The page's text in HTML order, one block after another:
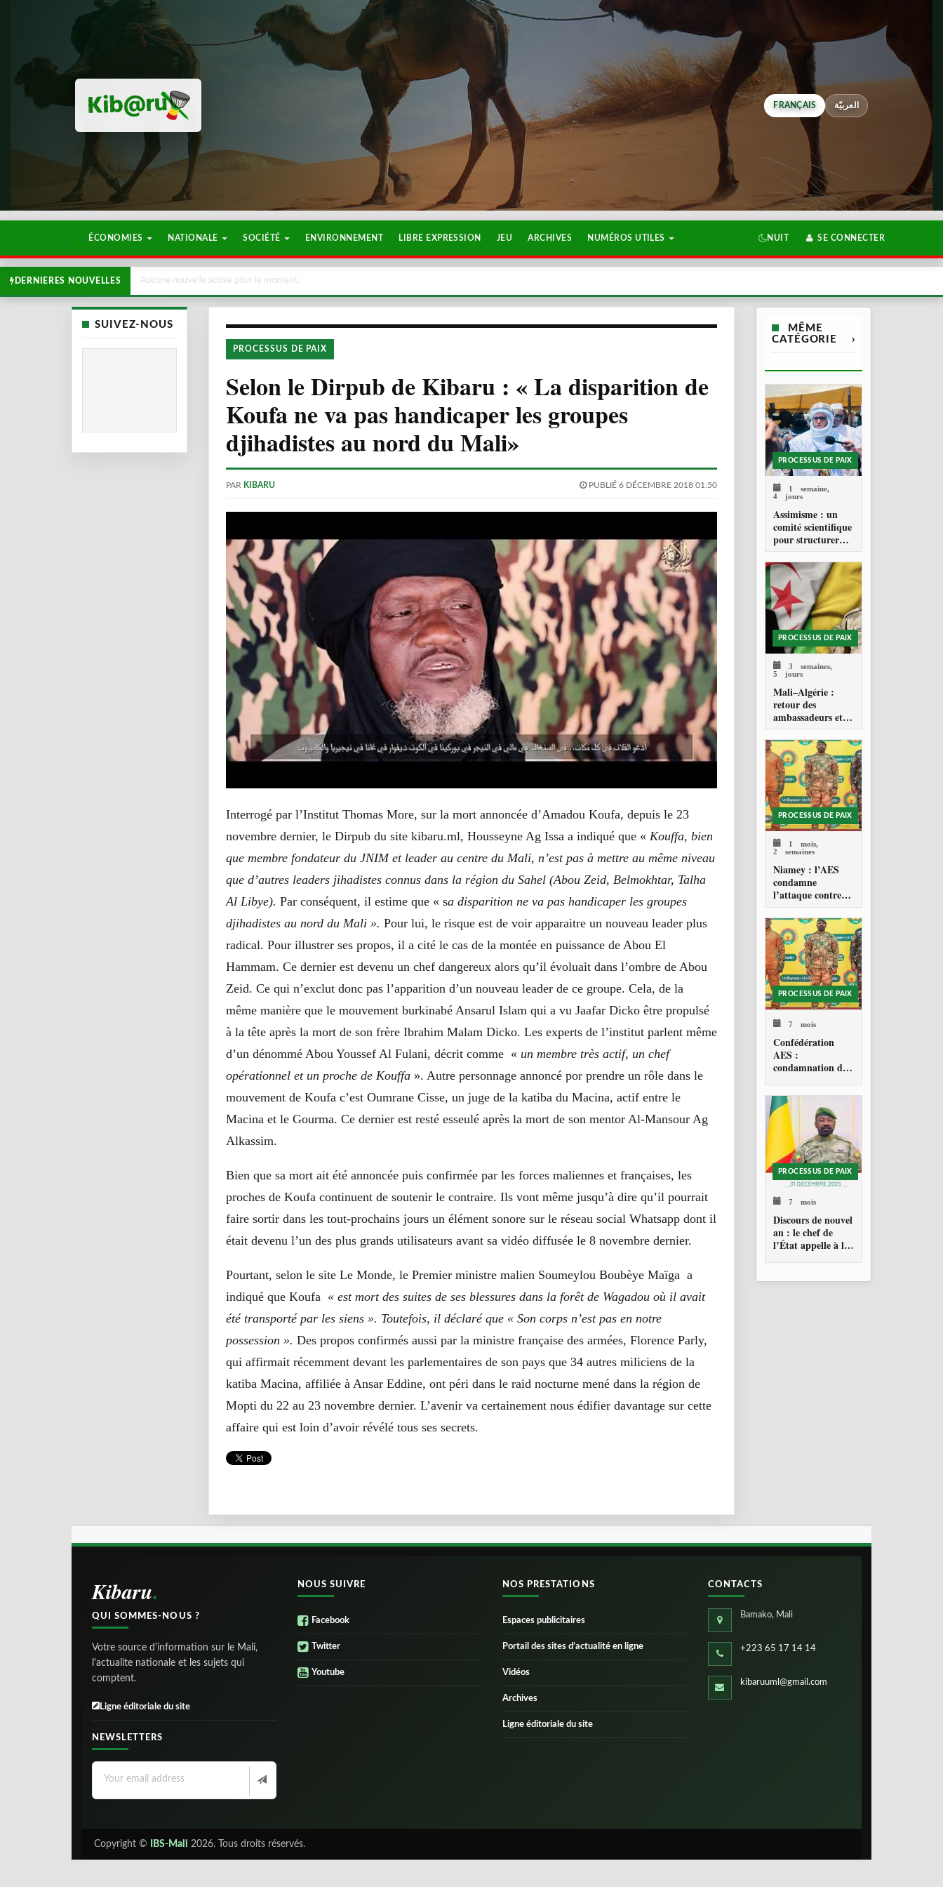
FRANÇAIS العربيّة
ÉCONOMIES NATIONALE SOCIÉTÉ ENVIRONNEMENT LIBRE EXPRESSION JEU ARCHIVES NUMÉROS UTILES NUIT SE CONNECTER
DERNIERES NOUVELLES Aucune nouvelle active pour le moment.
SUIVEZ-NOUS
PROCESSUS DE PAIX
Selon le Dirpub de Kibaru : « La disparition de
Koufa ne va pas handicaper les groupes
djihadistes au nord du Mali»
PAR KIBARU PUBLIÉ 6 DÉCEMBRE 2018 01:50
Interrogé par l’Institut Thomas More, sur la mort annoncée d’Amadou Koufa, depuis le 23
novembre dernier, le Dirpub du site kibaru.ml, Housseyne Ag Issa a indiqué que « Kouffa, bien
que membre fondateur du JNIM et leader au centre du Mali, n’est pas à mettre au même niveau
que d’autres leaders jihadistes connus dans la région du Sahel (Abou Zeid, Belmokhtar, Talha
Al Libye). Par conséquent, il estime que « sa disparition ne va pas handicaper les groupes
djihadistes au nord du Mali ». Pour lui, le risque est de voir apparaitre un nouveau leader plus
radical. Pour illustrer ses propos, il a cité le cas de la montée en puissance de Abou El
Hammam. Ce dernier est devenu un chef dangereux alors qu’il évoluait dans l’ombre de Abou
Zeid. Ce qui n’exclut donc pas l’apparition d’un nouveau leader de ce groupe. Cela, de la
même manière que le mouvement burkinabé Ansarul Islam qui a vu Jaafar Dicko être propulsé
à la tête après la mort de son frère Ibrahim Malam Dicko. Les experts de l’institut parlent même
d’un dénommé Abou Youssef Al Fulani, décrit comme « un membre très actif, un chef
opérationnel et un proche de Kouffa ». Autre personnage annoncé por prendre un rôle dans le
mouvement de Koufa c’est Oumrane Cisse, un juge de la katiba du Macina, actif entre le
Macina et le Gourma. Ce dernier est resté esseulé après la mort de son mentor Al-Mansour Ag
Alkassim.
Bien que sa mort ait été annoncée puis confirmée par les forces maliennes et françaises, les
proches de Koufa continuent de soutenir le contraire. Ils vont même jusqu’à dire qu’il pourrait
faire sortir dans les tout-prochains jours un élément sonore sur le réseau social Whatsapp dont il
était devenu l’un des plus grands utilisateurs avant sa vidéo diffusée le 8 novembre dernier.
Pourtant, selon le site Le Monde, le Premier ministre malien Soumeylou Boubèye Maïga a
indiqué que Koufa « est mort des suites de ses blessures dans la forêt de Wagadou où il avait
été transporté par les siens ». Toutefois, il déclaré que « Son corps n’est pas en notre
possession ». Des propos confirmés aussi par la ministre française des armées, Florence Parly,
qui affirmait récemment devant les parlementaires de son pays que 34 autres miliciens de la
katiba Macina, affiliée à Ansar Eddine, ont péri dans le raid nocturne mené dans la région de
Mopti du 22 au 23 novembre dernier. L’avenir va certainement nous édifier davantage sur cette
affaire qui est loin d’avoir révélé tous ses secrets.
MÊME
CATÉGORIE
›
PROCESSUS DE PAIX
1 semaine,
4 jours
Assimisme : un
comité scientifique
pour structurer
une doctrine de la
refondation
PROCESSUS DE PAIX
3 semaines,
5 jours
Mali–Algérie :
retour des
ambassadeurs et
réouverture des
espaces aériens
PROCESSUS DE PAIX
1 mois,
2 semaines
Niamey : l’AES
condamne
l’attaque contre
l’aéroport Diori
Hamani
PROCESSUS DE PAIX
7 mois
Confédération
AES :
condamnation de
américaine au
Venezuela
PROCESSUS DE PAIX
7 mois
Discours de nouvel
an : le chef de
l’État appelle à la
Kibaru
QUI SOMMES-NOUS ?
Votre source d'information sur le Mali,
l'actualite nationale et les sujets qui
comptent.
Ligne éditoriale du site
NEWSLETTERS
NOUS SUIVRE
Facebook
Twitter
Youtube
NOS PRESTATIONS
Espaces publicitaires
Portail des sites d’actualité en ligne
Vidéos
Archives
Ligne éditoriale du site
CONTACTS
Bamako, Mali
+223 65 17 14 14
kibaruuml@gmail.com
Copyright © IBS-Mali 2026. Tous droits réservés.